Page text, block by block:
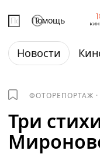
Помощь
Новости
ФОТОРЕПОРТАЖ ·
Три